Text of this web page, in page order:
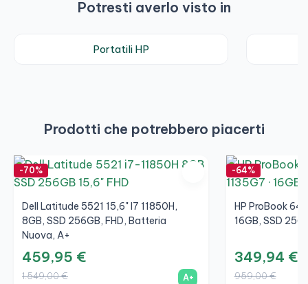
Potresti averlo visto in
Portatili HP
Prodotti che potrebbero piacerti
-70%
Dell Latitude 5521 15,6" I7 11850H,
8GB, SSD 256GB, FHD, Batteria
Nuova, A+
459,95 €
1.549,00 € A+
-64%
HP ProBook
16GB, SSD
349,94 €
959,00 €